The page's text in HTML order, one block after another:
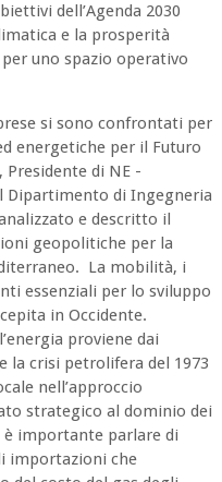
dell’Agenda 2030
e la prosperità
uno spazio operativo
si sono confrontati per
energetiche per il Futuro
Presidente di NE -
Dipartimento di Ingegneria
e descritto il
geopolitiche per la
La mobilità, i
essenziali per lo sviluppo
in Occidente.
proviene dai
la crisi petrolifera del 1973
nell’approccio
strategico al dominio dei
è importante parlare di
importazioni che